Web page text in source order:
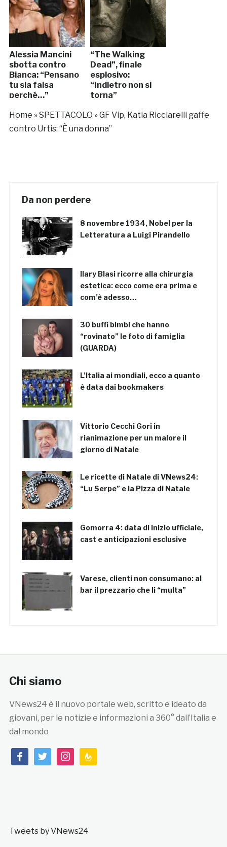
Alessia Mancini
sbotta contro
Bianca: “Pensano
tu sia falsa
perché…”
“The Walking
Dead”, finale
esplosivo:
“Indietro non si
torna”
Home »SPETTACOLO »GF Vip, Katia Ricciarelli gaffe
contro Urtis: “È una donna”
Da non perdere
8 novembre 1934, Nobel per la
Letteratura a Luigi Pirandello
Ilary Blasi ricorre alla chirurgia
estetica: ecco come era prima e
com’è adesso…
30 buffi bimbi che hanno
“rovinato” le foto di famiglia
(GUARDA)
L’Italia ai mondiali, ecco a quanto
è data dai bookmakers
Vittorio Cecchi Gori in
rianimazione per un malore il
giorno di Natale
Le ricette di Natale di VNews24:
“Lu Serpe” e la Pizza di Natale
Gomorra 4: data di inizio ufficiale,
cast e anticipazioni esclusive
Varese, clienti non consumano: al
bar il prezzario che li “multa”
Chi siamo
VNews24 è il nuovo portale web, scritto e ideato da
giovani, per le notizie e informazioni a 360° dall’Italia e
dal mondo
facebooktwitterinstagramfeedburner
Tweets by VNews24